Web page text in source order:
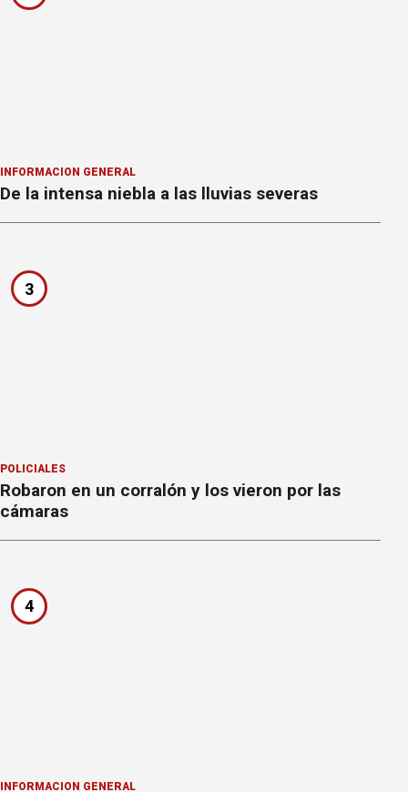
INFORMACION GENERAL
De la intensa niebla a las lluvias severas
3
POLICIALES
Robaron en un corralón y los vieron por las
cámaras
4
INFORMACION GENERAL